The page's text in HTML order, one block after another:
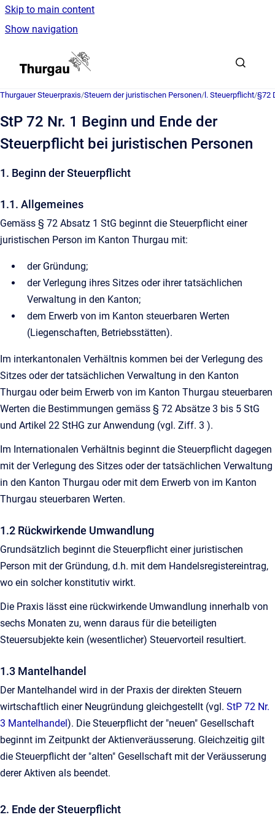
Skip to main content
Show navigation
Thurgauer Steuerpraxis/Steuern der juristischen Personen/ l. Steuerpflicht/§72
StP 72 Nr. 1 Beginn und Ende der
Steuerpflicht bei juristischen Personen
1. Beginn der Steuerpflicht
1.1. Allgemeines
Gemäss § 72 Absatz 1 StG beginnt die Steuerpflicht einer
juristischen Person im Kanton Thurgau mit:
der Gründung;
der Verlegung ihres Sitzes oder ihrer tatsächlichen
Verwaltung in den Kanton;
dem Erwerb von im Kanton steuerbaren Werten
(Liegenschaften, Betriebsstätten).
Im interkantonalen Verhältnis kommen bei der Verlegung des
Sitzes oder der tatsächlichen Verwaltung in den Kanton
Thurgau oder beim Erwerb von im Kanton Thurgau steuerbaren
Werten die Bestimmungen gemäss § 72 Absätze 3 bis 5 StG
und Artikel 22 StHG zur Anwendung (vgl. Ziff. 3 ).
Im Internationalen Verhältnis beginnt die Steuerpflicht dagegen
mit der Verlegung des Sitzes oder der tatsächlichen Verwaltung
in den Kanton Thurgau oder mit dem Erwerb von im Kanton
Thurgau steuerbaren Werten.
1.2 Rückwirkende Umwandlung
Grundsätzlich beginnt die Steuerpflicht einer juristischen
Person mit der Gründung, d.h. mit dem Handelsregistereintrag,
wo ein solcher konstitutiv wirkt.
Die Praxis lässt eine rückwirkende Umwandlung innerhalb von
sechs Monaten zu, wenn daraus für die beteiligten
Steuersubjekte kein (wesentlicher) Steuervorteil resultiert.
1.3 Mantelhandel
Der Mantelhandel wird in der Praxis der direkten Steuern
wirtschaftlich einer Neugründung gleichgestellt (vgl. StP 72 Nr.
3 Mantelhandel). Die Steuerpflicht der "neuen" Gesellschaft
beginnt im Zeitpunkt der Aktienveräusserung. Gleichzeitig gilt
die Steuerpflicht der "alten" Gesellschaft mit der Veräusserung
derer Aktiven als beendet.
2. Ende der Steuerpflicht